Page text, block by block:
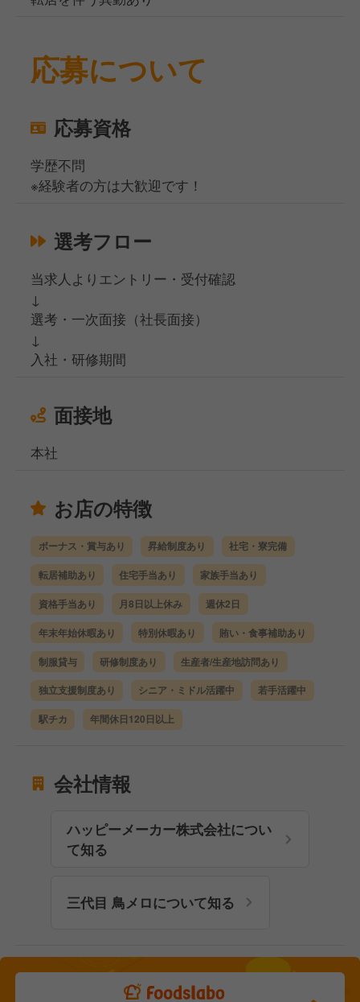
応募について
応募資格
学歴不問
※経験者の方は大歓迎です！
選考フロー
当求人よりエントリー・受付確認
↓
選考・一次面接（社長面接）
↓
入社・研修期間
面接地
本社
お店の特徴
ボーナス・賞与あり 昇給制度あり 社宅・寮完備
転居補助あり 住宅手当あり 家族手当あり
資格手当あり 月8日以上休み 週休2日
年末年始休暇あり 特別休暇あり 賄い・食事補助あり
制服貸与 研修制度あり 生産者/生産地訪問あり
独立支援制度あり シニア・ミドル活躍中 若手活躍中
駅チカ 年間休日120日以上
会社情報
ハッピーメーカー株式会社につい
て知る
三代目 鳥メロについて知る